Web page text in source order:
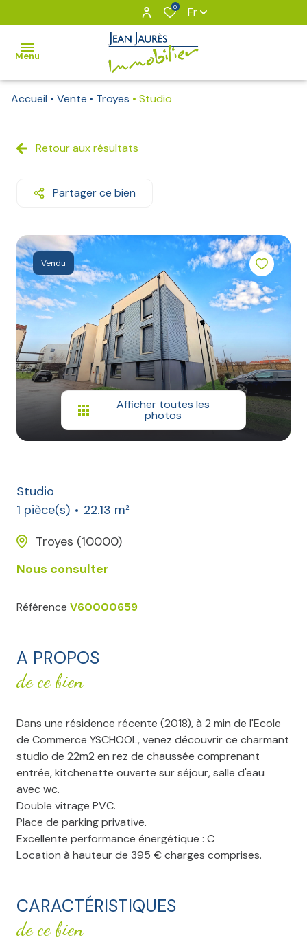
0 Fr
Menu
NOUS
BIENS
VENDUS
Notre
équipe
Accueil Vente Troyes Studio
Retour aux résultats
Partager ce bien
Vendu
Afficher toutes les
photos
Studio
1 pièce(s)
22.13 m²
Troyes (10000)
Nous consulter
Référence V60000659
A PROPOS
de ce bien
Dans une résidence récente (2018), à 2 min de l'Ecole
de Commerce YSCHOOL, venez découvrir ce charmant
studio de 22m2 en rez de chaussée comprenant
entrée, kitchenette ouverte sur séjour, salle d'eau
avec wc.
Double vitrage PVC.
Place de parking privative.
Excellente performance énergétique : C
Location à hauteur de 395 € charges comprises.
CARACTÉRISTIQUES
de ce bien